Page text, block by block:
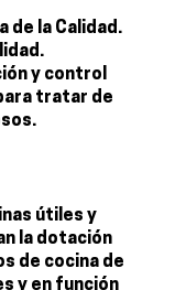
de la Calidad.
y control
tratar de
útiles y
la dotación
de cocina de
y en función